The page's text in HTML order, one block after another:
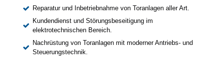
Reparatur und Inbetriebnahme von Toranlagen aller Art.
Kundendienst und Störungsbeseitigung im
elektrotechnischen Bereich.
Nachrüstung von Toranlagen mit moderner Antriebs- und
Steuerungstechnik.